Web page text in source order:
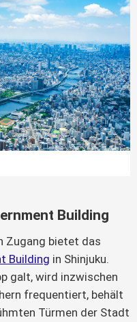
Building
Zugang bietet das
Building in Shinjuku.
galt, wird inzwischen
frequentiert, behält
Türmen der Stadt